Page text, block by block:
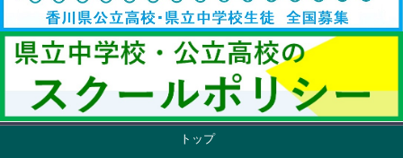
トップ